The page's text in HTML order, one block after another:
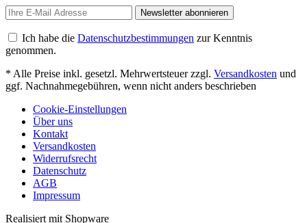
Newsletter abonnieren
Ich habe die Datenschutzbestimmungen zur Kenntnis
genommen.
* Alle Preise inkl. gesetzl. Mehrwertsteuer zzgl. Versandkosten und
ggf. Nachnahmegebühren, wenn nicht anders beschrieben
Cookie-Einstellungen
Über uns
Kontakt
Versandkosten
Widerrufsrecht
Datenschutz
AGB
Impressum
Realisiert mit Shopware